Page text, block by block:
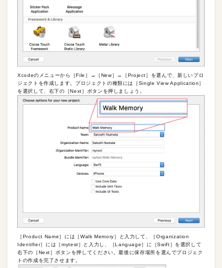
Xcodeのメニューから［File］→［New］→［Project］を選んで、新しいプロ
ジェクトを作成します。プロジェクトの種類には［Single View Application］
を選択して、右下の［Next］ボタンを押しましょう。
［Product Name］には［Walk Memory］と入力して、［Organization
Identifier］には［mytest］と入力し、［Language］に［Swift］を選択して
右下の［Next］ボタンを押してください。最後に保存場所を選んでプロジェク
トの作成を完了させます。